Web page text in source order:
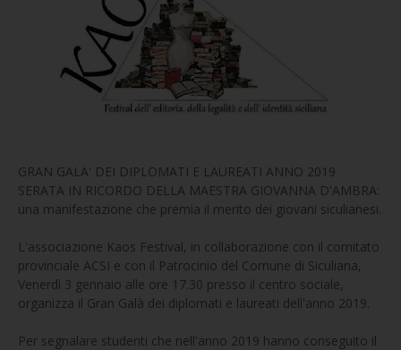
GRAN GALA' DEI DIPLOMATI E LAUREATI ANNO 2019
SERATA IN RICORDO DELLA MAESTRA GIOVANNA D'AMBRA:
una manifestazione che premia il merito dei giovani siculianesi.
L'associazione Kaos Festival, in collaborazione con il comitato
provinciale ACSI e con il Patrocinio del Comune di Siculiana,
Venerdì 3 gennaio alle ore 17.30 presso il centro sociale,
organizza il Gran Galà dei diplomati e laureati dell'anno 2019.
Per segnalare studenti che nell'anno 2019 hanno conseguito il